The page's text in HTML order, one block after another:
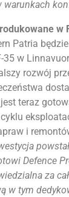
warunkach
w
Patria
w
rozwój
teraz
i
Defence
za
w tym